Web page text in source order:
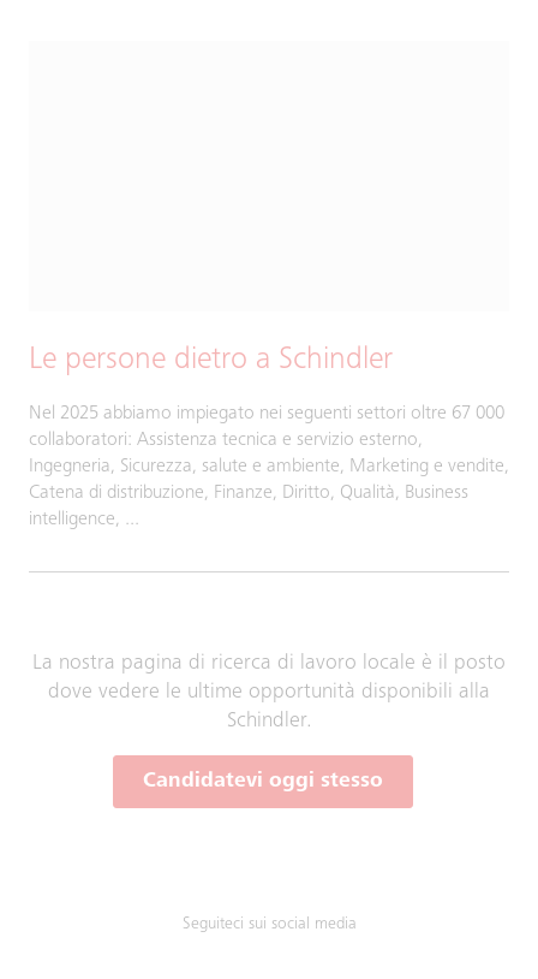
Le persone dietro a Schindler
Nel 2025 abbiamo impiegato nei seguenti settori oltre 67 000
collaboratori: Assistenza tecnica e servizio esterno,
Ingegneria, Sicurezza, salute e ambiente, Marketing e vendite,
Catena di distribuzione, Finanze, Diritto, Qualità, Business
intelligence, ...
La nostra pagina di ricerca di lavoro locale è il posto
dove vedere le ultime opportunità disponibili alla
Schindler.
Candidatevi oggi stesso
Seguiteci sui social media